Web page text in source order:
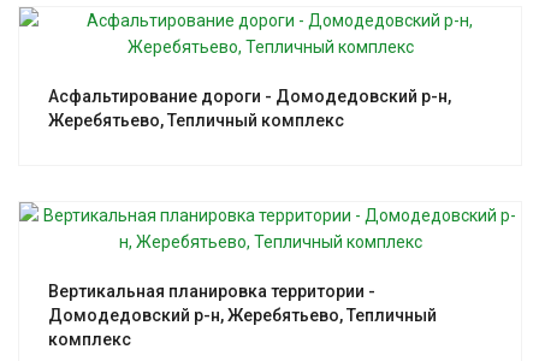
Смотреть проект
Асфальтирование дороги - Домодедовский р-н,
Жеребятьево, Тепличный комплекс
Смотреть проект
Вертикальная планировка территории -
Домодедовский р-н, Жеребятьево, Тепличный
комплекс